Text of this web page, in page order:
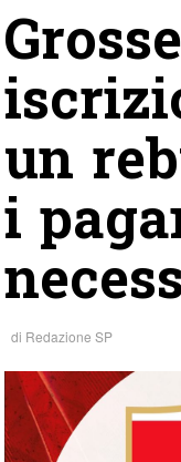
un
i
di Redazione SP